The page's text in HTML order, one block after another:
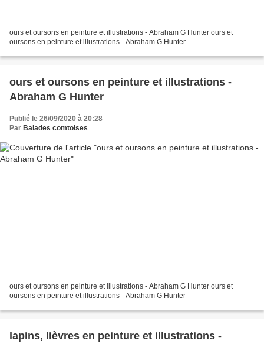
ours et oursons en peinture et illustrations - Abraham G Hunter ours et
oursons en peinture et illustrations - Abraham G Hunter
ours et oursons en peinture et illustrations -
Abraham G Hunter
Publié le 26/09/2020 à 20:28
Par Balades comtoises
ours et oursons en peinture et illustrations - Abraham G Hunter ours et
oursons en peinture et illustrations - Abraham G Hunter
lapins, lièvres en peinture et illustrations -